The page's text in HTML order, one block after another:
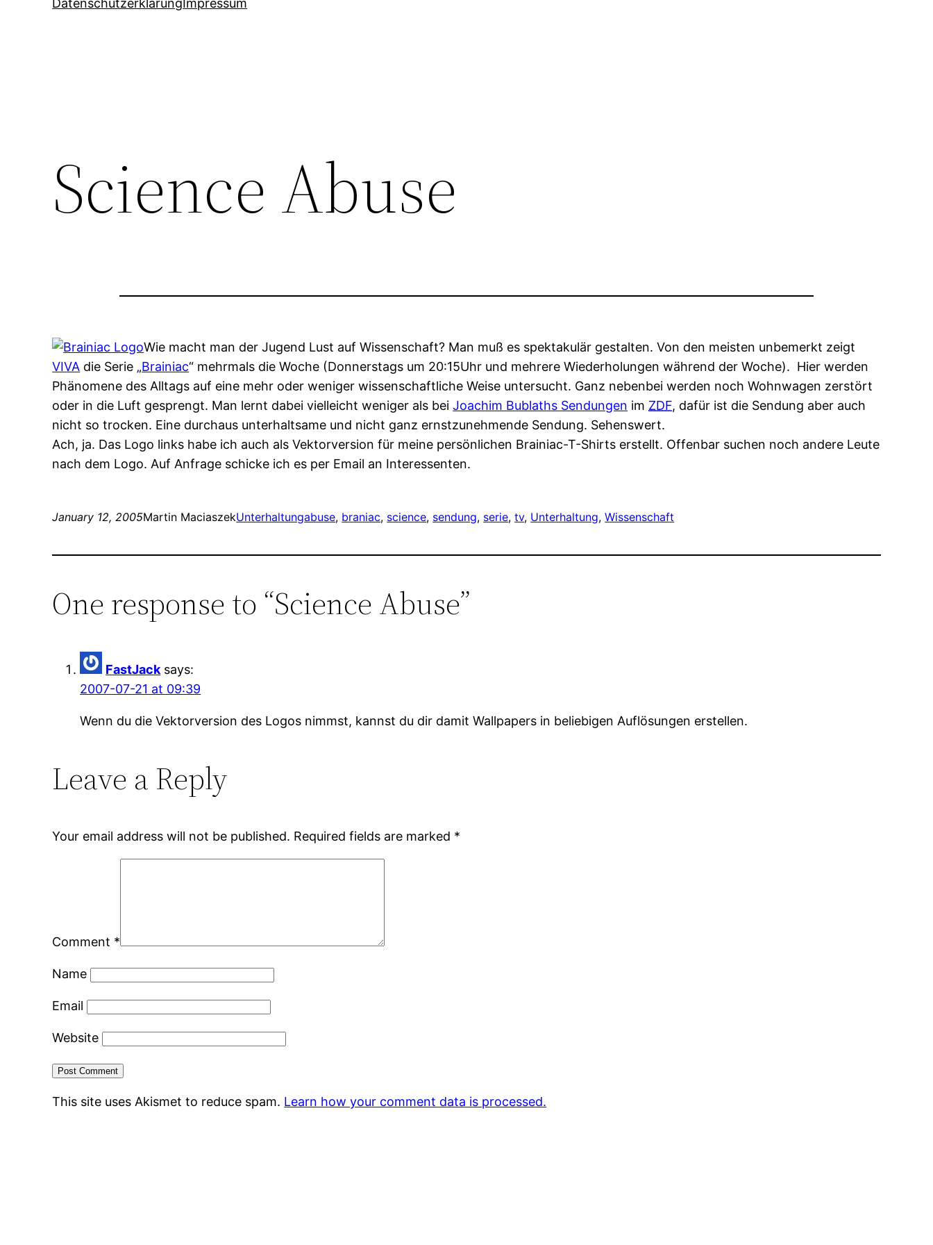
DatenschutzerklärungImpressum
Science Abuse
Wie macht man der Jugend Lust auf Wissenschaft? Man muß es spektakulär gestalten. Von den meisten unbemerkt zeigt
VIVA die Serie „Brainiac“ mehrmals die Woche (Donnerstags um 20:15Uhr und mehrere Wiederholungen während der Woche). Hier werden
Phänomene des Alltags auf eine mehr oder weniger wissenschaftliche Weise untersucht. Ganz nebenbei werden noch Wohnwagen zerstört
oder in die Luft gesprengt. Man lernt dabei vielleicht weniger als beiJoachim Bublaths Sendungen im ZDF, dafür ist die Sendung aber auch
nicht so trocken. Eine durchaus unterhaltsame und nicht ganz ernstzunehmende Sendung. Sehenswert.
Ach, ja. Das Logo links habe ich auch als Vektorversion für meine persönlichen Brainiac-T-Shirts erstellt. Offenbar suchen noch andere Leute
nach dem Logo. Auf Anfrage schicke ich es per Email an Interessenten.
January 12, 2005Martin MaciaszekUnterhaltungabuse, braniac, science, sendung, serie, tv, Unterhaltung, Wissenschaft
One response to “Science Abuse”
FastJack says:
2007-07-21 at 09:39
Wenn du die Vektorversion des Logos nimmst, kannst du dir damit Wallpapers in beliebigen Auflösungen erstellen.
Leave a Reply
Your email address will not be published. Required fields are marked *
Comment *
Name
Email
Website
This site uses Akismet to reduce spam. Learn how your comment data is processed.